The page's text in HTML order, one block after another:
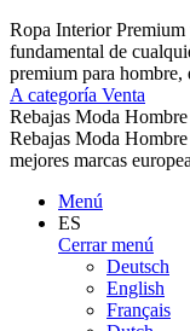
Ropa Interior
fundamental de
premium para hombre,
A categoría Venta
Rebajas Moda
Rebajas Moda
mejores marcas
Menú
ES
Cerrar menú
Deutsch
English
Français